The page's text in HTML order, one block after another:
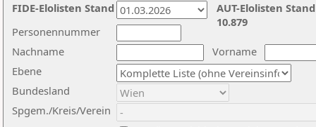
Nachname
Vorname
Ebene
Personennummer
Bundesland
Spgem./Kreis/Verein
AUT-Elolisten
10.879
FIDE-Elolisten Stand